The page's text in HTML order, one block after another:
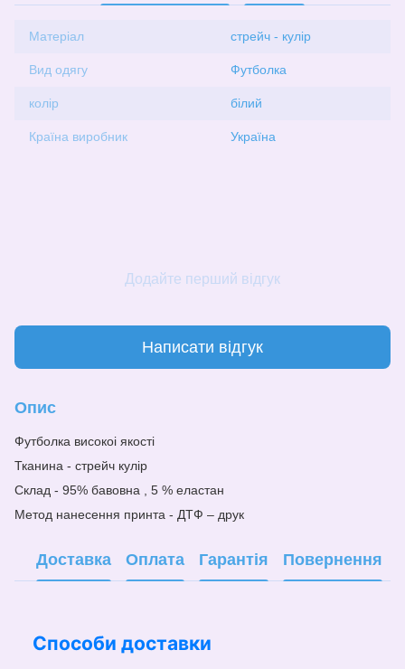
Матеріал стрейч - кулір
Вид одягу Футболка
колір білий
Країна виробник Україна
Додайте перший відгук
Написати відгук
Опис
Футболка високоі якості
Тканина - стрейч кулір
Склад - 95% бавовна , 5 % еластан
Метод нанесення принта - ДТФ – друк
Доставка Оплата Гарантія Повернення
Способи доставки